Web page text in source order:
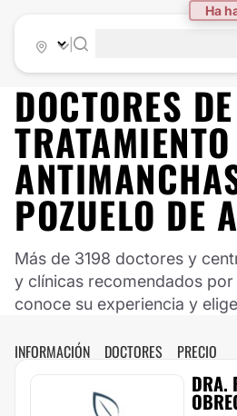
Ha
DOCTORES DE
TRATAMIENTO
POZUELO DE
Más de 3198 doctores y
y clínicas recomendados por
conoce su experiencia y
INFORMACIÓN DOCTORES PRECIO
DRA.